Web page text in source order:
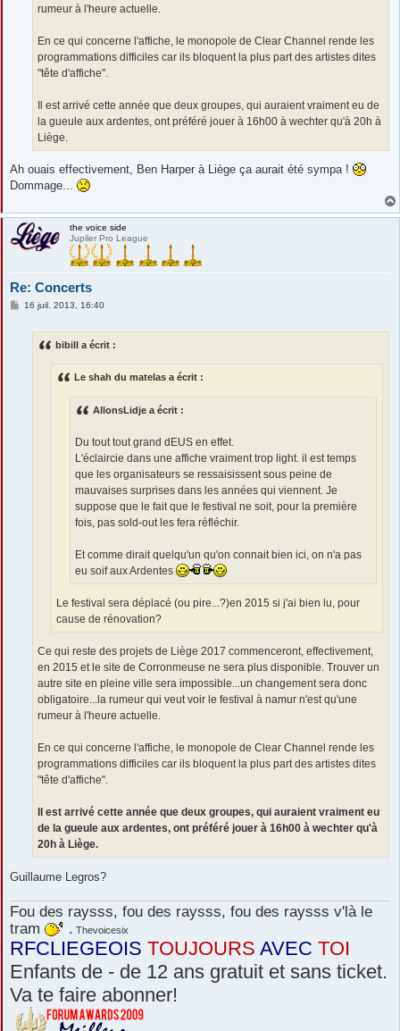
rumeur à l'heure actuelle.
En ce qui concerne l'affiche, le monopole de Clear Channel rende les
programmations difficiles car ils bloquent la plus part des artistes dites
"tête d'affiche".
Il est arrivé cette année que deux groupes, qui auraient vraiment eu de
la gueule aux ardentes, ont préféré jouer à 16h00 à wechter qu'à 20h à
Liège.
Ah ouais effectivement, Ben Harper à Liège ça aurait été sympa !
Dommage...
the voice side
Jupiler Pro League
Re: Concerts
M16 juil. 2013, 16:40
bibill a écrit :
Le shah du matelas a écrit :
AllonsLidje a écrit :
Du tout tout grand dEUS en effet.
L'éclaircie dans une affiche vraiment trop light. il est temps
que les organisateurs se ressaisissent sous peine de
mauvaises surprises dans les années qui viennent. Je
suppose que le fait que le festival ne soit, pour la première
fois, pas sold-out les fera réfléchir.
Et comme dirait quelqu'un qu'on connait bien ici, on n'a pas
eu soif aux Ardentes
Le festival sera déplacé (ou pire...?)en 2015 si j'ai bien lu, pour
cause de rénovation?
Ce qui reste des projets de Liège 2017 commenceront, effectivement,
en 2015 et le site de Corronmeuse ne sera plus disponible. Trouver un
autre site en pleine ville sera impossible...un changement sera donc
obligatoire...la rumeur qui veut voir le festival à namur n'est qu'une
rumeur à l'heure actuelle.
En ce qui concerne l'affiche, le monopole de Clear Channel rende les
programmations difficiles car ils bloquent la plus part des artistes dites
"tête d'affiche".
Il est arrivé cette année que deux groupes, qui auraient vraiment eu
de la gueule aux ardentes, ont préféré jouer à 16h00 à wechter qu'à
20h à Liège.
Guillaume Legros?
Fou des raysss, fou des raysss, fou des raysss v'là le
tram
. Thevoicesix
RFCLIEGEOIS TOUJOURS AVEC TOI
Enfants de - de 12 ans gratuit et sans ticket.
Va te faire abonner!